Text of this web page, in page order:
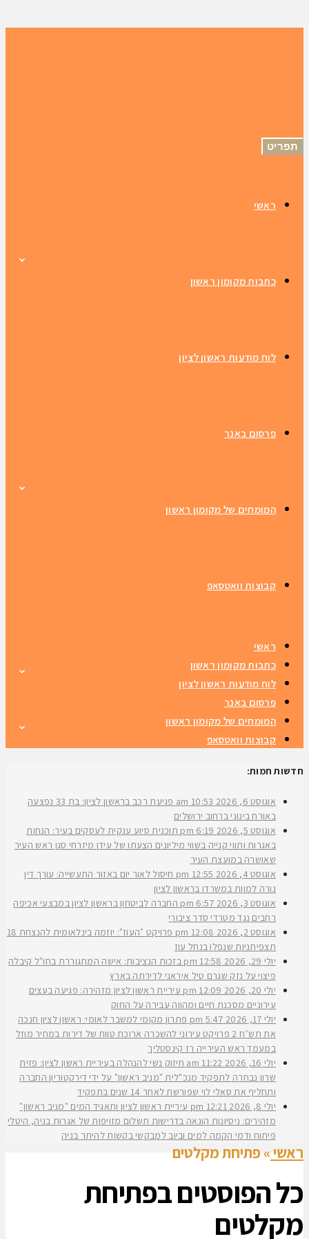
תפריט
ראשי
כתבות מקומון ראשון
לוח מודעות ראשון לציון
פרסום באנר
המומחים של מקומון ראשון
קבוצות וואטסאפ
ראשי
כתבות מקומון ראשון
לוח מודעות ראשון לציון
פרסום באנר
המומחים של מקומון ראשון
קבוצות וואטסאפ
חדשות חמות:
אוגוסט 6, 2026 10:53 am
פגיעת רכב בראשון לציון: בת 33 נפצעה
באורח בינוני ברחוב ירושלים
אוגוסט 5, 2026
6:19 pm
תוכנית סיוע ענקית לעסקים בעיר: הנחות
באגרות ותווי קנייה בשווי מיליונים הצעתו של עידן מיזרחי סגן ראש העיר
שאושרה במועצת העיר
אוגוסט 4, 2026
12:55 pm
חיסול לאור יום באזור התעשייה: עורך דין
נורה למוות במשרדו בראשון לציון
אוגוסט 3, 2026
6:57 pm
החברה לביטחון בראשון לציון במבצעי אכיפה
רחבים נגד מטרדי סדר ציבורי
אוגוסט 2, 2026
12:08 pm
פרויקט "העוז": יוזמה בינלאומית להנצחת 18
תצפיתניות שנפלו בנחל עוז
יולי 29, 2026
12:58 pm
בזכות הנציבות: אישה המתגוררת בחו"ל קיבלה
פיצוי על נזק שגרם טיל איראני לדירתה בארץ
יולי 20, 2026
12:09 pm
עיריית ראשון לציון מזהירה: פגיעה בעצים
עירוניים מסכנת חיים ומהווה עבירה על החוק
יולי 17, 2026
5:47 pm
פתרון מקומי למשבר לאומי: ראשון לציון חנכה
את תש״ח 2 פרויקט עירוני להשכרה ארוכת טווח של דירות במחיר מוזל
במעמד ראש העירייה רז קינסטליך
יולי 16, 2026
11:22 am
חיזוק נשי להנהלה בעיריית ראשון לציון: פזית
שרון נבחרה לתפקיד מנכ"לית "מניב ראשון" על ידי דירקטוריון החברה
ותחליף את סאלי לוי שפורשת לאחר 14 שנים בתפקיד
יולי 8, 2026
12:21 pm
עיריית ראשון לציון ותאגיד המים "מניב ראשון"
מזהירים: ניסיונות הונאה בדרישות תשלום מזויפות של אגרות בניה, היטלי
פיתוח ודמי הקמה למים וביוב למבקשי בקשות להיתר בניה
ראשי» פתיחת מקלטים
כל הפוסטים בפתיחת
מקלטים